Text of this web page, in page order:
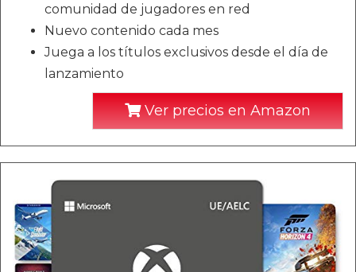
comunidad de jugadores en red
Nuevo contenido cada mes
Juega a los títulos exclusivos desde el día de
lanzamiento
Ver precios en Amazon